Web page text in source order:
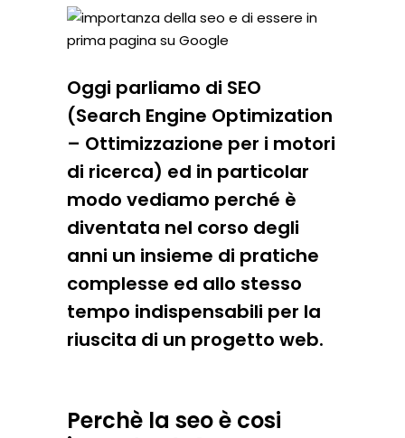
Oggi parliamo di SEO
(Search Engine Optimization
– Ottimizzazione per i motori
di ricerca) ed in particolar
modo vediamo perché è
diventata nel corso degli
anni un insieme di pratiche
complesse ed allo stesso
tempo indispensabili per la
riuscita di un progetto web.
Perchè la seo è cosi